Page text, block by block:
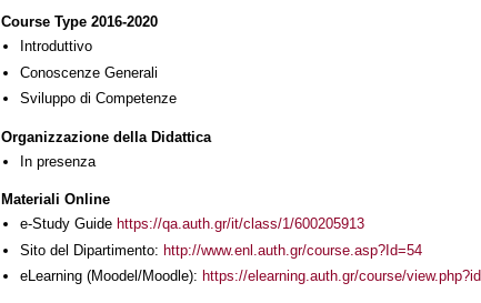
Course Type 2016-2020
Introduttivo
Conoscenze Generali
Sviluppo di Competenze
Organizzazione della Didattica
In presenza
Materiali Online
e-Study Guide https://qa.auth.gr/it/class/1/600205913
Sito del Dipartimento: http://www.enl.auth.gr/course.asp?Id=54
eLearning (Moodel/Moodle): https://elearning.auth.gr/course/